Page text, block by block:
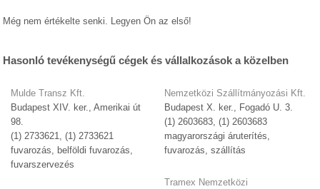
Még nem értékelte senki. Legyen Ön az első!
Hasonló tevékenységű cégek és vállalkozások a közelben
Mulde Transz Kft.
Budapest XIV. ker., Amerikai út
98.
(1) 2733621, (1) 2733621
fuvarozás, belföldi fuvarozás,
fuvarszervezés
Nemzetközi Szállítmányozási Kft.
Budapest X. ker., Fogadó U. 3.
(1) 2603683, (1) 2603683
magyarországi áruterítés,
fuvarozás, szállítás
Tramex Nemzetközi